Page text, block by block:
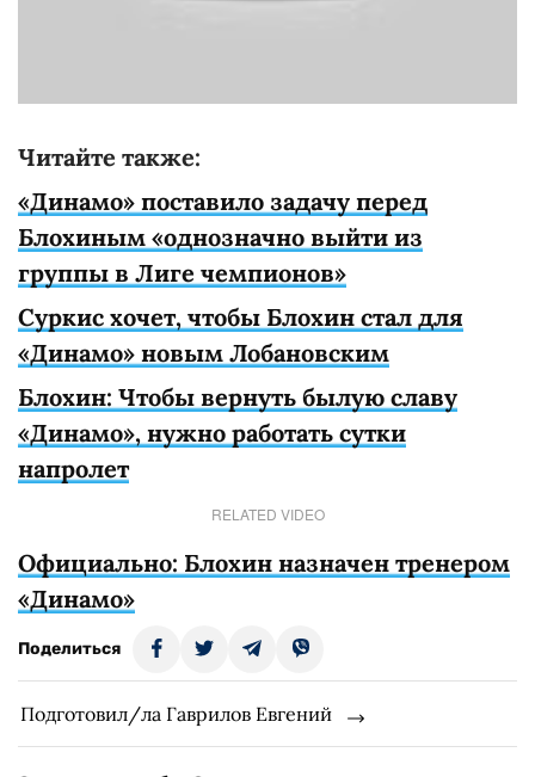
Читайте также:
«Динамо» поставило задачу перед
Блохиным «однозначно выйти из
группы в Лиге чемпионов»
Суркис хочет, чтобы Блохин стал для
«Динамо» новым Лобановским
Блохин: Чтобы вернуть былую славу
«Динамо», нужно работать сутки
напролет
RELATED VIDEO
Официально: Блохин назначен тренером
«Динамо»
Поделиться
Подготовил/ла Гаврилов Евгений